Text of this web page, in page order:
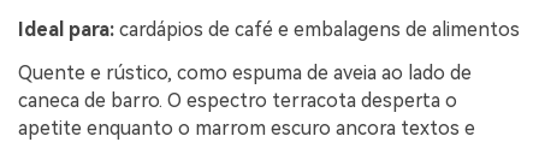
Ideal para: cardápios de café e embalagens de alimentos
Quente e rústico, como espuma de aveia ao lado de
caneca de barro. O espectro terracota desperta o
apetite enquanto o marrom escuro ancora textos e